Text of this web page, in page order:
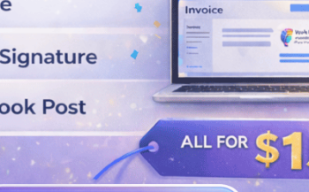
DAHA FAZLA TASARIM GÖRÜN